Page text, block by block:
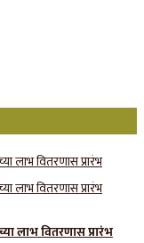
लाभ वितरणास प्रारंभ